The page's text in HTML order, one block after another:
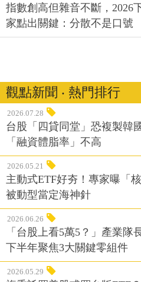
指數創高但雜音不斷，2026
家點出關鍵：分散不是口號
觀點新聞 ‧ 熱門排行
2026.07.28
台股「四貸同堂」恐複製韓
「融資體脂率」不高
2026.05.21
主動式ETF好夯！專家曝「
被動型當定海神針
2026.06.26
「台股上看5萬5？」產業隊
下半年聚焦3大關鍵零組件
2026.05.29